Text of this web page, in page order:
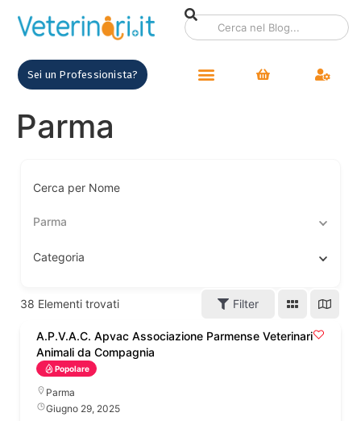
Sei un Professionista?
Parma
Cerca per Nome
Parma
Categoria
38 Elementi trovati Filter
A.P.V.A.C. Apvac Associazione Parmense Veterinari
Animali da Compagnia
Popolare
Parma
Giugno 29, 2025